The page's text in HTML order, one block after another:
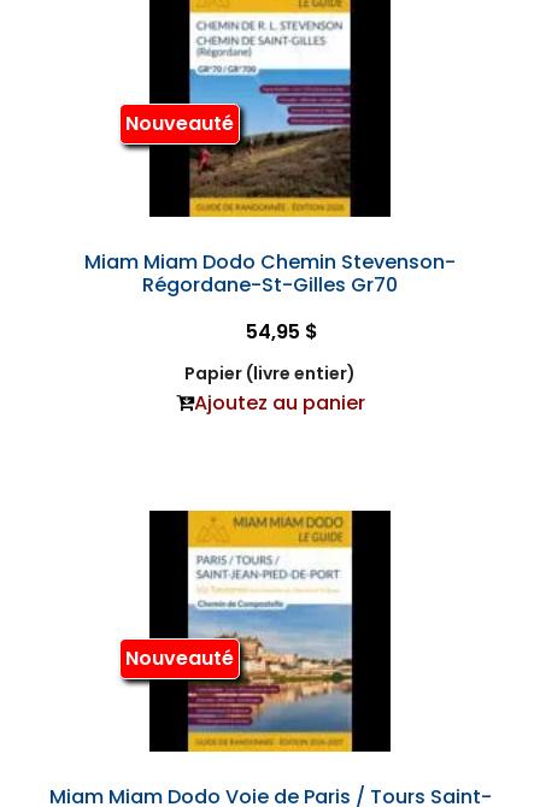
Nouveauté
Miam Miam Dodo Chemin Stevenson-
Régordane-St-Gilles Gr70
54,95 $
Papier (livre entier)
Ajoutez au panier
Nouveauté
Miam Miam Dodo Voie de Paris / Tours Saint-